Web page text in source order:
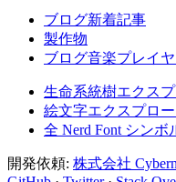
ブログ新着記事
製作物
ブログ音楽プレイ
生命系統樹エクス
絵文字エクスプロ
全 Nerd Font シンボ
開発依頼: 株式会社